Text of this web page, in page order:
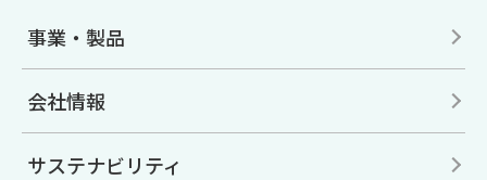
事業・製品
会社情報
サステナビリティ